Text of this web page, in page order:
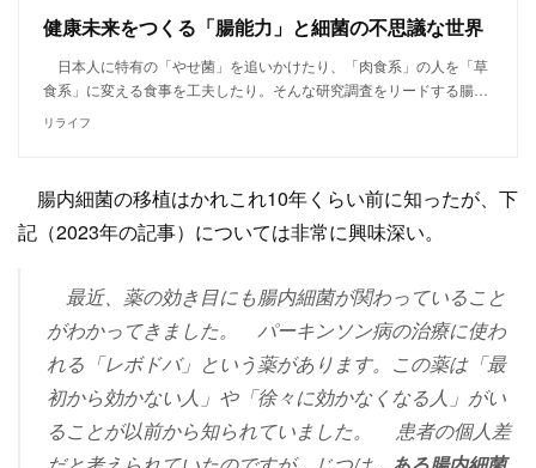
健康未来をつくる「腸能力」と細菌の不思議な世界
日本人に特有の「やせ菌」を追いかけたり、「肉食系」の人を「草
食系」に変える食事を工夫したり。そんな研究調査をリードする腸…
リライフ
腸内細菌の移植はかれこれ10年くらい前に知ったが、下
記（2023年の記事）については非常に興味深い。
最近、薬の効き目にも腸内細菌が関わっていること
がわかってきました。
パーキンソン病の治療に使わ
れる「レボドバ」という薬があります。この薬は「最
初から効かない人」や「徐々に効かなくなる人」がい
ることが以前から知られていました。
患者の個人差